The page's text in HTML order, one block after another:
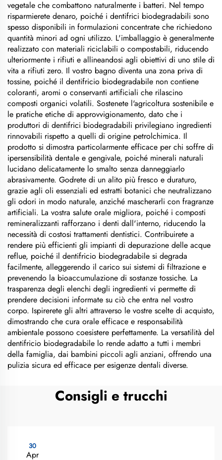
vegetale che combattono naturalmente i batteri. Nel tempo
risparmierete denaro, poiché i dentifrici biodegradabili sono
spesso disponibili in formulazioni concentrate che richiedono
quantità minori ad ogni utilizzo. L'imballaggio è generalmente
realizzato con materiali riciclabili o compostabili, riducendo
ulteriormente i rifiuti e allineandosi agli obiettivi di uno stile di
vita a rifiuti zero. Il vostro bagno diventa una zona priva di
tossine, poiché il dentifricio biodegradabile non contiene
coloranti, aromi o conservanti artificiali che rilascino
composti organici volatili. Sostenete l'agricoltura sostenibile e
le pratiche etiche di approvvigionamento, dato che i
produttori di dentifrici biodegradabili privilegiano ingredienti
rinnovabili rispetto a quelli di origine petrolchimica. Il
prodotto si dimostra particolarmente efficace per chi soffre di
ipersensibilità dentale e gengivale, poiché minerali naturali
lucidano delicatamente lo smalto senza danneggiarlo
abrasivamente. Godrete di un alito più fresco e duraturo,
grazie agli oli essenziali ed estratti botanici che neutralizzano
gli odori in modo naturale, anziché mascherarli con fragranze
artificiali. La vostra salute orale migliora, poiché i composti
remineralizzanti rafforzano i denti dall'interno, riducendo la
necessità di costosi trattamenti dentistici. Contribuirete a
rendere più efficienti gli impianti di depurazione delle acque
reflue, poiché il dentifricio biodegradabile si degrada
facilmente, alleggerendo il carico sui sistemi di filtrazione e
prevenendo la bioaccumulazione di sostanze tossiche. La
trasparenza degli elenchi degli ingredienti vi permette di
prendere decisioni informate su ciò che entra nel vostro
corpo. Ispirerete gli altri attraverso le vostre scelte di acquisto,
dimostrando che cura orale efficace e responsabilità
ambientale possono coesistere perfettamente. La versatilità del
dentifricio biodegradabile lo rende adatto a tutti i membri
della famiglia, dai bambini piccoli agli anziani, offrendo una
pulizia sicura ed efficace per esigenze dentali diverse.
Consigli e trucchi
30
Apr